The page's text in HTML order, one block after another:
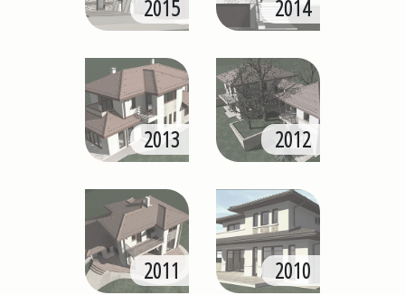
2015 2014
2013 2012
2011 2010